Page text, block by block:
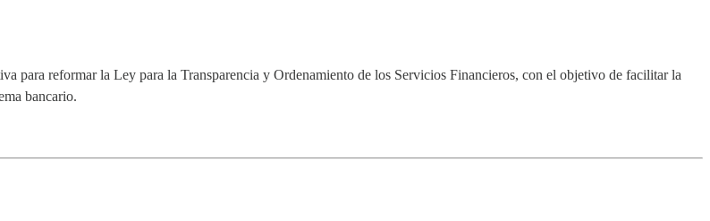
para reformar la Ley para la Transparencia y Ordenamiento de los Servicios Financieros, con el objetivo de facilitar la
bancario.